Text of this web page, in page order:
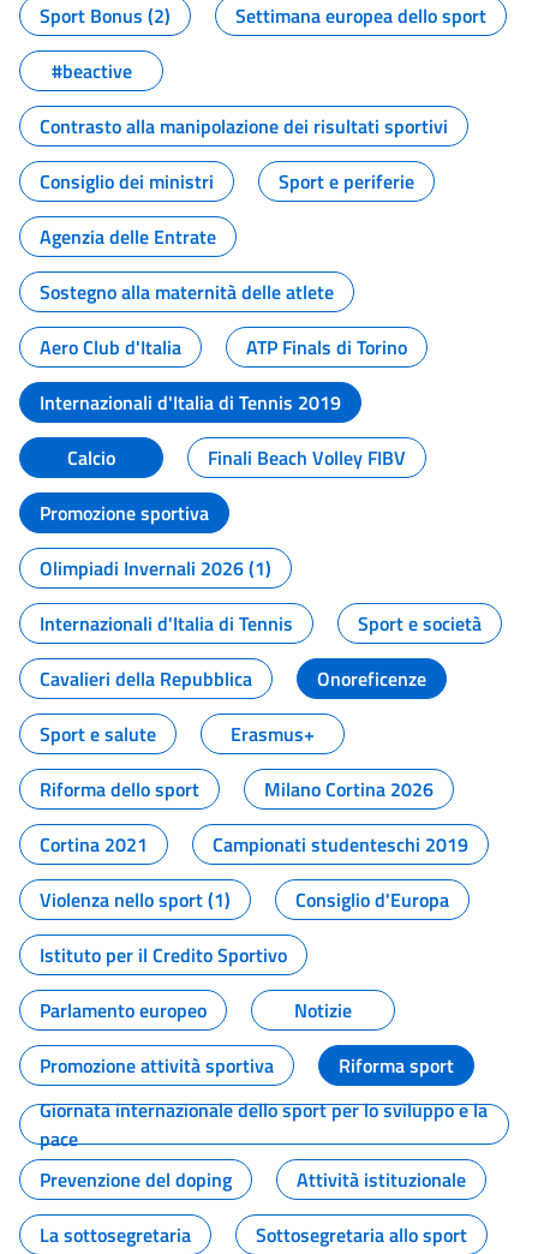
Sport Bonus (2)
Settimana europea dello sport
#beactive
Contrasto alla manipolazione dei risultati sportivi
Consiglio dei ministri
Sport e periferie
Agenzia delle Entrate
Sostegno alla maternità delle atlete
Aero Club d'Italia
ATP Finals di Torino
Internazionali d'Italia di Tennis 2019
Calcio
Finali Beach Volley FIBV
Promozione sportiva
Olimpiadi Invernali 2026 (1)
Internazionali d'Italia di Tennis
Sport e società
Cavalieri della Repubblica
Onoreficenze
Sport e salute
Erasmus+
Riforma dello sport
Milano Cortina 2026
Cortina 2021
Campionati studenteschi 2019
Violenza nello sport (1)
Consiglio d'Europa
Istituto per il Credito Sportivo
Parlamento europeo
Notizie
Promozione attività sportiva
Riforma sport
Giornata internazionale dello sport per lo sviluppo e la
pace
Prevenzione del doping
Attività istituzionale
La sottosegretaria
Sottosegretaria allo sport